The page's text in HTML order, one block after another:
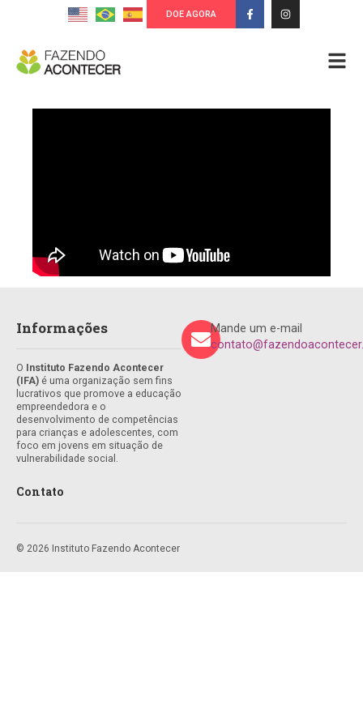
DOE AGORA
Informações
O
Instituto Fazendo Acontecer
(IFA) é uma organização sem fins
lucrativos que promove a educação
empreendedora e o
desenvolvimento de competências
para crianças e adolescentes, com
foco em jovens em situação de
vulnerabilidade social.
Contato
Mande um e-mail
© 2026 Instituto Fazendo Acontecer